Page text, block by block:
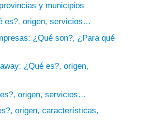
y municipios
es?, origen, servicios…
¿Qué son?, ¿Para qué
¿Qué es?, origen,
origen, servicios…
origen, características,